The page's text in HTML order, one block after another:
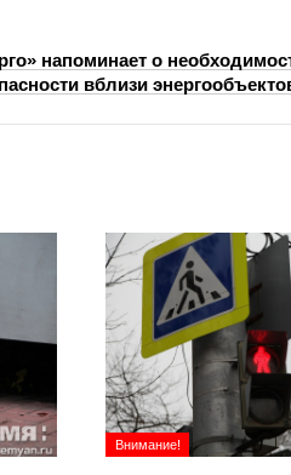
напоминает о
вблизи
Внимание!